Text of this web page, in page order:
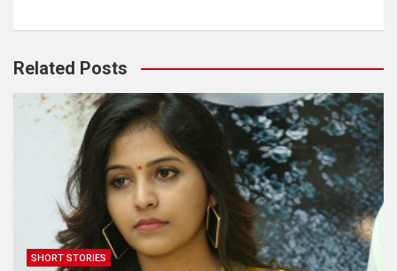
Related Posts
SHORT STORIES